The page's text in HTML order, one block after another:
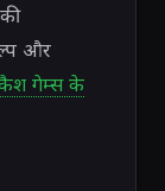
और
गेम्स के